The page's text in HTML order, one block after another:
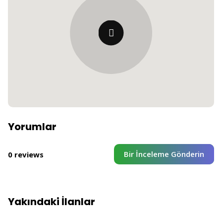
Yorumlar
0 reviews Bir İnceleme Gönderin
Yakındaki İlanlar